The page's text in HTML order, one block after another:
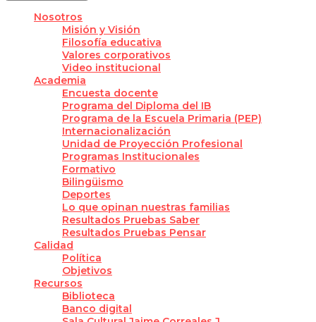
Nosotros
Misión y Visión
Filosofía educativa
Valores corporativos
Video institucional
Academia
Encuesta docente
Programa del Diploma del IB
Programa de la Escuela Primaria (PEP)
Internacionalización
Unidad de Proyección Profesional
Programas Institucionales
Formativo
Bilingüismo
Deportes
Lo que opinan nuestras familias
Resultados Pruebas Saber
Resultados Pruebas Pensar
Calidad
Política
Objetivos
Recursos
Biblioteca
Banco digital